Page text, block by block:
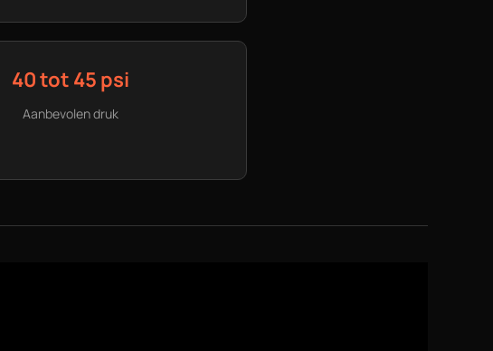
40 tot 45 psi
Aanbevolen druk